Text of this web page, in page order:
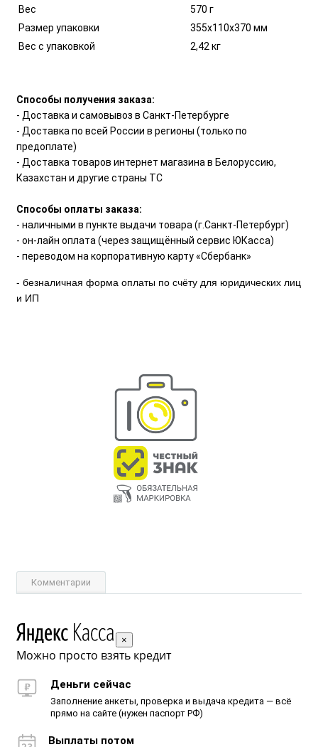
Вес
570 г
Размер упаковки
355х110х370 мм
Вес с упаковкой
2,42 кг
Способы получения заказа:
- Доставка и самовывоз в Санкт-Петербурге
- Доставка по всей России в регионы (только по
предоплате)
- Доставка товаров интернет магазина в Белоруссию,
Казахстан и другие страны ТС
Способы оплаты заказа:
- наличными в пункте выдачи товара (г.Санкт-Петербург)
- он-лайн оплата (через защищённый сервис ЮКасса)
- переводом на корпоративную карту «Сбербанк»
- безналичная форма оплаты по счёту для юридических лиц
и ИП
Комментарии
×
Можно просто взять кредит
Деньги сейчас
Заполнение анкеты, проверка и выдача кредита — всё
прямо на сайте (нужен паспорт РФ)
Выплаты потом